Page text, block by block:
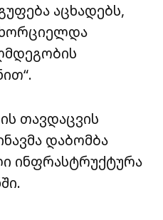
აცხადებს,
თავდაცვის
დაბომბა
ინფრასტრუქტურა